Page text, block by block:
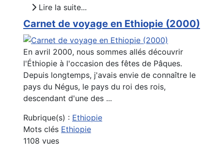
Lire la suite...
Carnet de voyage en Ethiopie (2000)
En avril 2000, nous sommes allés découvrir
l'Éthiopie à l'occasion des fêtes de Pâques.
Depuis longtemps, j'avais envie de connaître le
pays du Négus, le pays du roi des rois,
descendant d'une des ...
Rubrique(s) : Ethiopie
Mots clés Ethiopie
1108 vues